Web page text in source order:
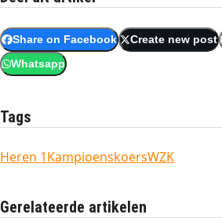
Share on Facebook Create new post
Whatsapp
Tags
Heren 1KampioenskoersWZK
Gerelateerde artikelen